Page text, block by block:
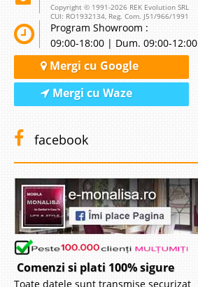
Copyright © 1991-2026 REK Evolution SRL
CUI: RO1932134, Reg. Com. J51/966/1991
Program Showroom :
09:00-18:00 | Dum. 09:00-12:00
Mergi cu Google
Mergi cu Waze
facebook
Comenzi si plati 100% sigure
Toate datele sunt transmise securizat